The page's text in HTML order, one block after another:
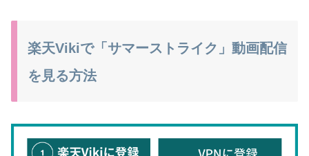
楽天Vikiで「サマーストライク」動画配信
を見る方法